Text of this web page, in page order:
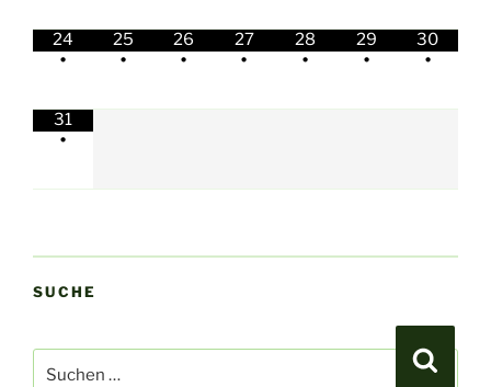
24
•
25
•
26
•
27
•
28
•
29
•
30
•
31
•
SUCHE
Suchen
nach: